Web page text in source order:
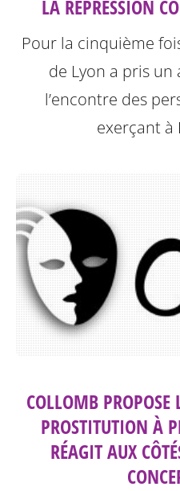
LA RÉPRESSION
Pour la cinquième
de Lyon a pris
l’encontre des
exerçant à
COLLOMB PROPOSE
PROSTITUTION À
RÉAGIT AUX